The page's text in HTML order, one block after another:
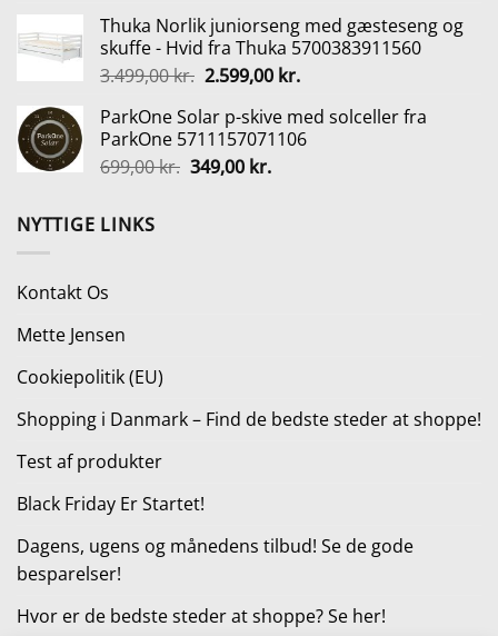
pris
var:
3.149,00 kr..
pris
er:
1.699,00 kr..
Thuka Norlik juniorseng med gæsteseng og
skuffe - Hvid fra Thuka 5700383911560
3.499,00kr. Den
pris
var:
3.499,00 kr..
2.599,00 kr.Den
pris
er:
ParkOne Solar p-skive med solceller fra
ParkOne 5711157071106
699,00kr. Den
349,00 kr.Den
NYTTIGE LINKS
Kontakt Os
Mette Jensen
Cookiepolitik (EU)
Shopping i Danmark – Find de bedste steder at shoppe!
Test af produkter
Black Friday Er Startet!
Dagens, ugens og månedens tilbud! Se de gode
besparelser!
Hvor er de bedste steder at shoppe? Se her!